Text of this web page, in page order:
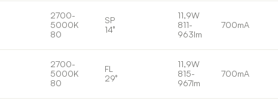
2700-
5000K
80
SP
14°
11,9W
811-
963lm
700mA
2700-
5000K
80
FL
29°
11,9W
815-
967lm
700mA